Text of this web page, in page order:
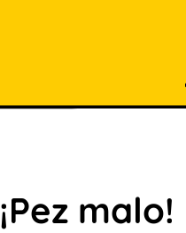
¡Pez malo!